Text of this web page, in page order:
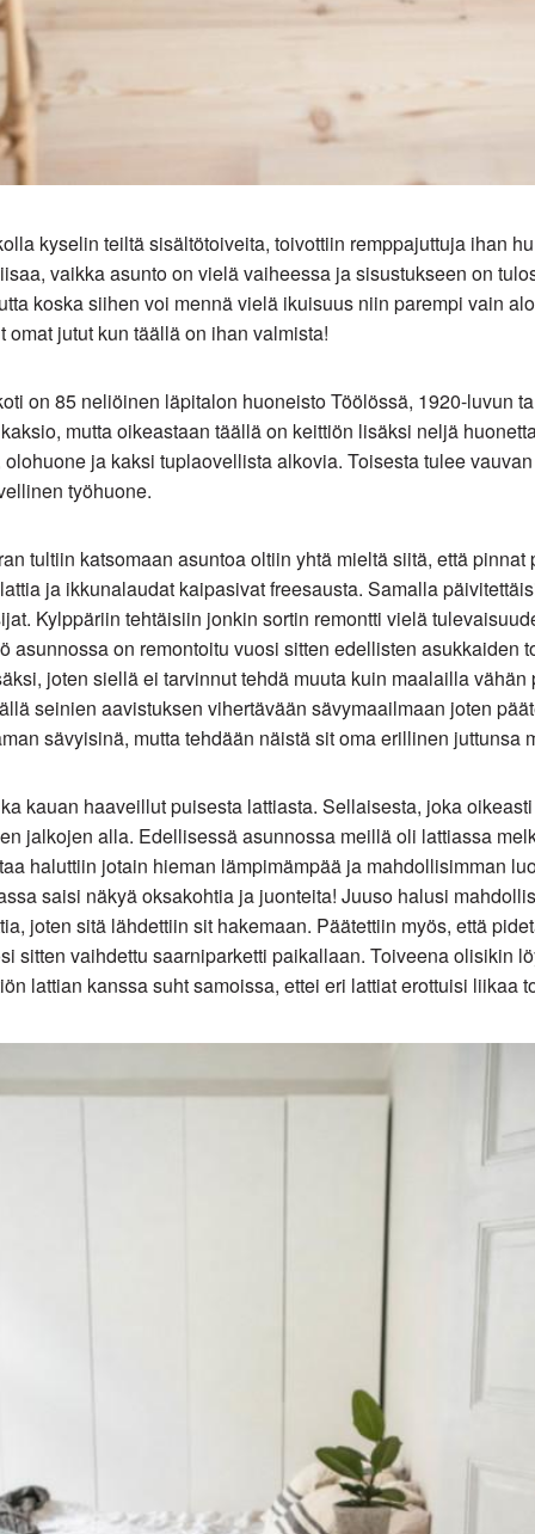
kyselin teiltä sisältötoiveita, toivottiin remppajuttuja ihan
vaikka asunto on vielä vaiheessa ja sisustukseen on
koska siihen voi mennä vielä ikuisuus niin parempi vain
omat jutut kun täällä on ihan valmista!
on 85 neliöinen läpitalon huoneisto Töölössä, 1920-luvun
mutta oikeastaan täällä on keittiön lisäksi neljä
ja kaksi tuplaovellista alkovia. Toisesta tulee
työhuone.
tultiin katsomaan asuntoa oltiin yhtä mieltä siitä, että pinnat
ja ikkunalaudat kaipasivat freesausta. Samalla
Kylppäriin tehtäisiin jonkin sortin remontti vielä
asunnossa on remontoitu vuosi sitten edellisten asukkaiden
joten siellä ei tarvinnut tehdä muuta kuin maalailla vähän
seinien aavistuksen vihertävään sävymaailmaan joten
sävyisinä, mutta tehdään näistä sit oma erillinen juttunsa
kauan haaveillut puisesta lattiasta. Sellaisesta, joka
jalkojen alla. Edellisessä asunnossa meillä oli lattiassa
haluttiin jotain hieman lämpimämpää ja mahdollisimman
saisi näkyä oksakohtia ja juonteita! Juuso halusi
joten sitä lähdettiin sit hakemaan. Päätettiin myös, että
sitten vaihdettu saarniparketti paikallaan. Toiveena olisikin
lattian kanssa suht samoissa, ettei eri lattiat erottuisi liikaa